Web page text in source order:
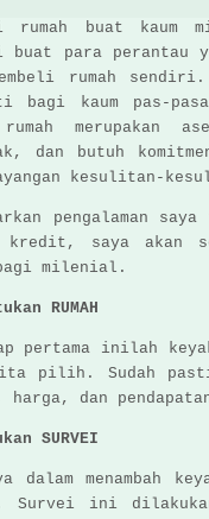
rumah buat kaum
buat para
rumah sendiri.
bagi kaum pas-
rumah
dan butuh
kesulitan-
pengalaman
kredit, saya akan
milenial.
RUMAH
pertama inilah
pilih. Sudah pasti
dan
SURVEI
dalam menambah
Survei ini